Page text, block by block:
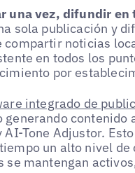
una vez, difundir en
sola publicación y
compartir noticias
en todos los
por
integrado de
generando
AI-Tone Adjustor.
un alto nivel
se mantengan